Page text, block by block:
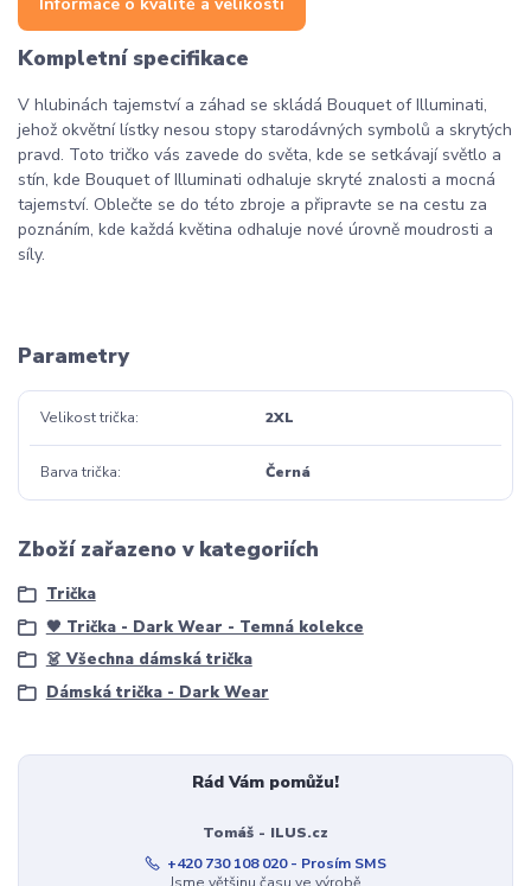
Kompletní specifikace
V hlubinách tajemství a záhad se skládá Bouquet of Illuminati,
jehož okvětní lístky nesou stopy starodávných symbolů a skrytých
pravd. Toto tričko vás zavede do světa, kde se setkávají světlo a
stín, kde Bouquet of Illuminati odhaluje skryté znalosti a mocná
tajemství. Oblečte se do této zbroje a připravte se na cestu za
poznáním, kde každá květina odhaluje nové úrovně moudrosti a
síly.
Parametry
Velikost trička 2XL
Barva trička Černá
Zboží zařazeno v kategoriích
Trička
🖤 Trička - Dark Wear - Temná kolekce
👗 Všechna dámská trička
Dámská trička - Dark Wear
Rád Vám pomůžu!
Tomáš - ILUS.cz
+420 730 108 020 - Prosím SMS
Jsme většinu času ve výrobě